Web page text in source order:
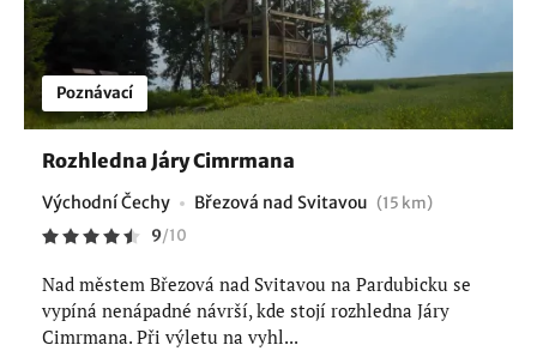
Poznávací
Rozhledna Járy Cimrmana
Východní Čechy Březová nad Svitavou (15 km)
9/10
Nad městem Březová nad Svitavou na Pardubicku se
vypíná nenápadné návrší, kde stojí rozhledna Járy
Cimrmana. Při výletu na vyhl...